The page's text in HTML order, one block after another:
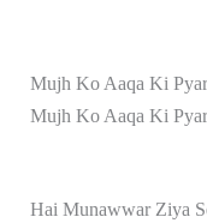
Mujh Ko Aaqa Ki
Mujh Ko Aaqa Ki
Hai Munawwar Ziya